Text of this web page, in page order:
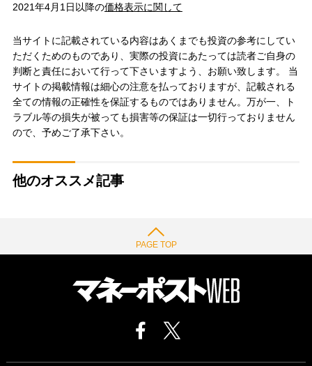
2021年4月1日以降の価格表示に関して
当サイトに記載されている内容はあくまでも投資の参考にしてい
ただくためのものであり、実際の投資にあたっては読者ご自身の
判断と責任において行って下さいますよう、お願い致します。 当
サイトの掲載情報は細心の注意を払っておりますが、記載される
全ての情報の正確性を保証するものではありません。万が一、ト
ラブル等の損失が被っても損害等の保証は一切行っておりません
ので、予めご了承下さい。
他のオススメ記事
PAGE TOP